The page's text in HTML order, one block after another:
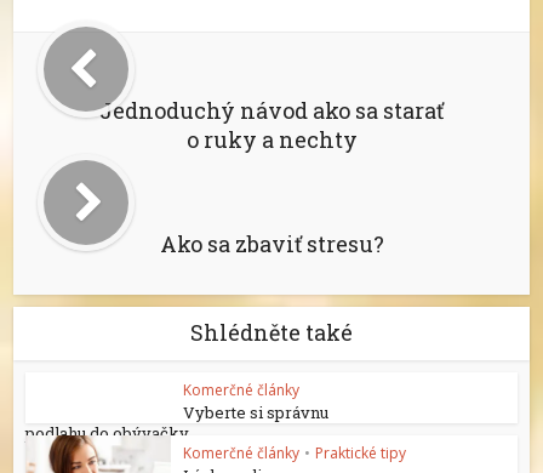
Jednoduchý návod ako sa starať
o ruky a nechty
Ako sa zbaviť stresu?
Shlédněte také
Komerčné články
Vyberte si správnu
podlahu do obývačky
Komerčné články • Praktické tipy